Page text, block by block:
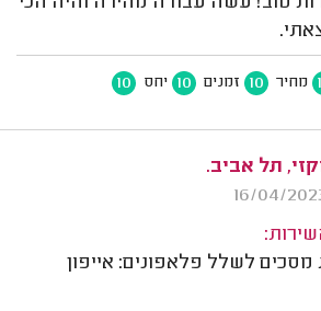
מחיר 10 זמנים 10 יחס 10
תל אביב.
לשלל פלאפונים: אייפון